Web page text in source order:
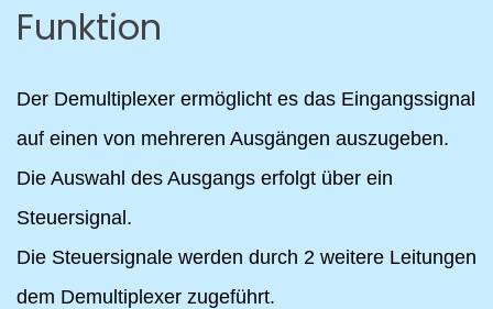
Funktion
Der Demultiplexer ermöglicht es das Eingangssignal
auf einen von mehreren Ausgängen auszugeben.
Die Auswahl des Ausgangs erfolgt über ein
Steuersignal.
Die Steuersignale werden durch 2 weitere Leitungen
dem Demultiplexer zugeführt.